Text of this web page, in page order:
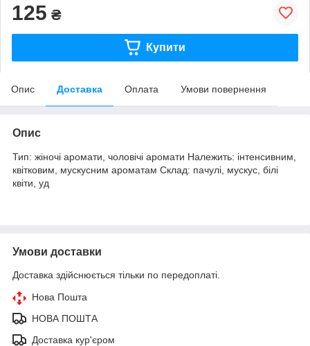
125 ₴
Купити
Опис Доставка Оплата Умови повернення
Опис
Тип: жіночі аромати, чоловічі аромати Належить: інтенсивним,
квітковим, мускусним ароматам Склад: пачулі, мускус, білі
квіти, уд
Умови доставки
Доставка здійснюється тільки по передоплаті.
Нова Пошта
НОВА ПОШТА
Доставка кур'єром